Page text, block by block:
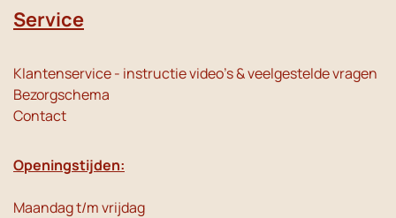
Service
Klantenservice - instructie video's & veelgestelde vragen
Bezorgschema
Contact
Openingstijden:
Maandag t/m vrijdag